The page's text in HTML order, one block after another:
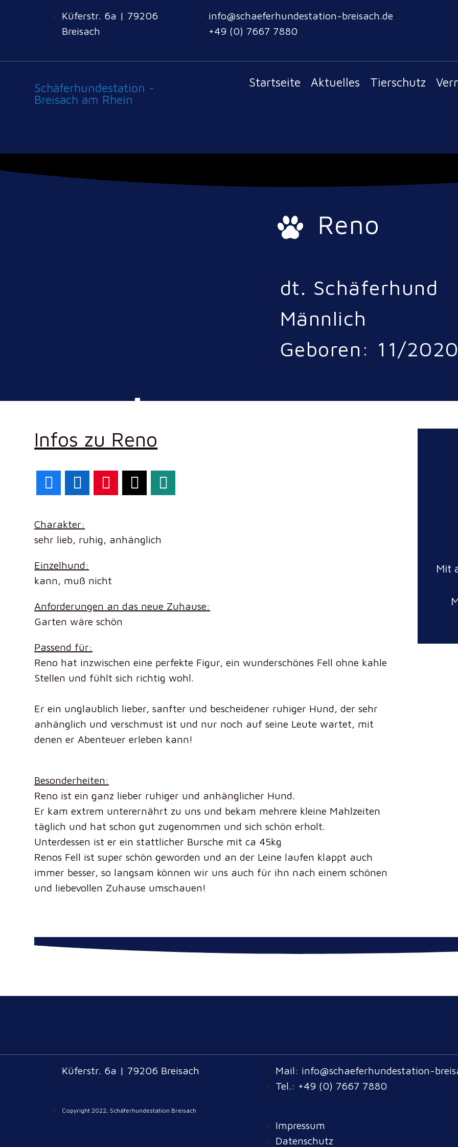
Küferstr. 6a | 79206
Breisach
info@schaeferhundestation-breisach.de
+49 (0) 7667 7880
Schäferhundestation -
Breisach am Rhein
Startseite Aktuelles Tierschutz
Reno
dt. Schäferhund
Männlich
Geboren: 11/
Infos zu Reno
Charakter:
sehr lieb, ruhig, anhänglich
Einzelhund:
kann, muß nicht
Anforderungen an das neue Zuhause:
Garten wäre schön
Passend für:
Reno hat inzwischen eine perfekte Figur, ein wunderschönes Fell ohne kahle
Stellen und fühlt sich richtig wohl.
Er ein unglaublich lieber, sanfter und bescheidener ruhiger Hund, der sehr
anhänglich und verschmust ist und nur noch auf seine Leute wartet, mit
denen er Abenteuer erleben kann!
Besonderheiten:
Reno ist ein ganz lieber ruhiger und anhänglicher Hund.
Er kam extrem unterernährt zu uns und bekam mehrere kleine Mahlzeiten
täglich und hat schon gut zugenommen und sich schön erholt.
Unterdessen ist er ein stattlicher Bursche mit ca 45kg
Renos Fell ist super schön geworden und an der Leine laufen klappt auch
immer besser, so langsam können wir uns auch für ihn nach einem schönen
und liebevollen Zuhause umschauen!
Mit
Küferstr. 6a | 79206 Breisach
Copyright 2022, Schäferhundestation Breisach
Mail: info@schaeferhundestation-
Tel.: +49 (0) 7667 7880
Impressum
Datenschutz